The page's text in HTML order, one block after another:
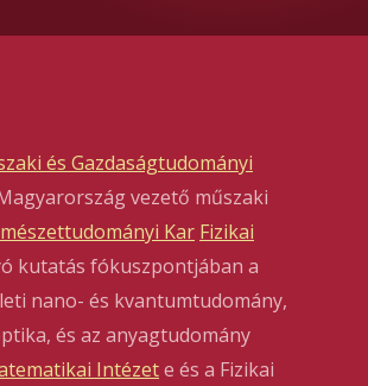
és Gazdaságtudományi
vezető műszaki
Kar Fizikai
kutatás fókuszpontjában a
nano- és kvantumtudomány,
és az anyagtudomány
Intézete és a Fizikai